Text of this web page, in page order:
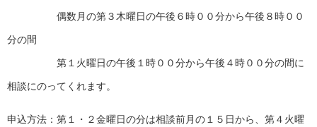
偶数月の第３木曜日の午後６時００分から午後８時００
分の間
第１火曜日の午後１時００分から午後４時００分の間に
相談にのってくれます。
申込方法：第１・２金曜日の分は相談前月の１５日から、第４火曜